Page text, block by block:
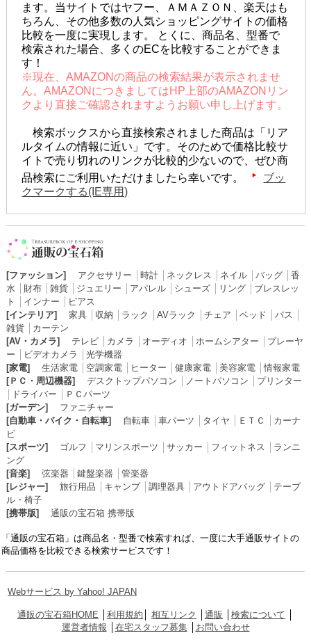
ます。当サイトではヤフー、ＡＭＡＺＯＮ、楽天はも
ちろん、その他多数の人気ショッピングサイトの価格
比較を一度に実現します。 とくに、商品名、型番で
検索された場合、多くのECを比較することができま
す！
※現在、AMAZONの商品の検索結果が表示されませ
ん。AMAZONにつきましてはHP上部のAMAZONリン
クより直接ご確認されますようお願い申し上げます。
検索ボックスから直接検索されました商品は「リア
ルタイムの情報に近い」です。そのためで価格比較サ
イトで売り切れのリンクが比較的少ないので、ぜひ商
品検索にご利用いただけましたら幸いです。
ブッ
クマークする(IE専用)
[ファッション] アクセサリー 時計│ ネックレス ネイル│ バッグ│ 香
水
財布│ 雑貨│ ジュエリー アパレル│ シューズ│ リング│ ブレスレッ
ト
インナー
ピアス
[インテリア]
家具│ 収納 ラック AVラック チェア ベッド バス
雑貨│ カーテン
[AV・カメラ]
テレビ│ カメラ オーディオ ホームシアター
プレーヤ
ー
ビデオカメラ
光学機器
[家電]
生活家電│ 空調家電│ ヒーター 健康家電│ 美容家電│情報家電
[ＰＣ・周辺機器]
デスクトップパソコン ノートパソコン
プリンター
ドライバー
ＰＣパーツ
[ガーデン]
ファニチャー
[自動車・バイク・自転車]
自転車│ 車パーツ タイヤ ＥＴＣ
カーナ
ビ
[スポーツ]
ゴルフ マリンスポーツ サッカー フィットネス
ランニ
ング
[音楽]
弦楽器 鍵盤楽器
管楽器
[レジャー]
旅行用品 キャンプ│ 調理器具│ アウトドアバッグ│ テーブ
ル・椅子
[携帯版]
通販の宝石箱 携帯版
「通販の宝石箱」は商品名・型番で検索すれば、一度に大手通販サイトの
商品価格を比較できる検索サービスです！
Webサービス by Yahoo! JAPAN
通販の宝石箱HOME 利用規約 相互リンク 通販 検索について
運営者情報
在宅スタッフ募集│ お問い合わせ